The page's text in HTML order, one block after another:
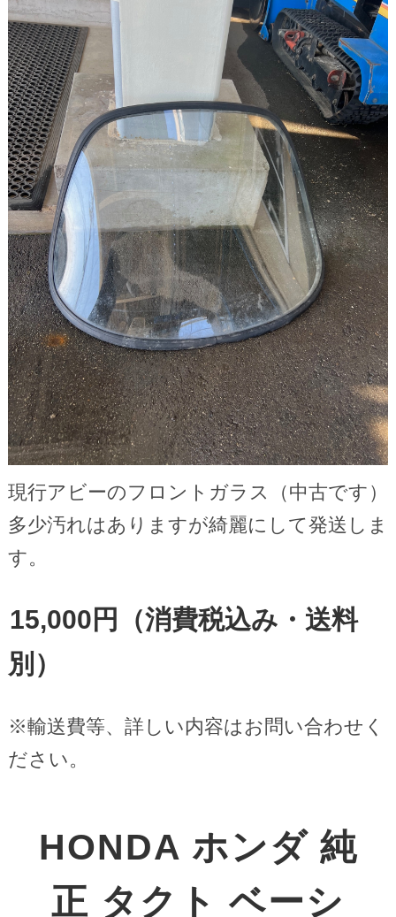
現行アビーのフロントガラス（中古です）
多少汚れはありますが綺麗にして発送しま
す。
15,000円（消費税込み・送料
別）
※輸送費等、詳しい内容はお問い合わせく
ださい。
HONDA ホンダ 純
正 タクト ベーシ